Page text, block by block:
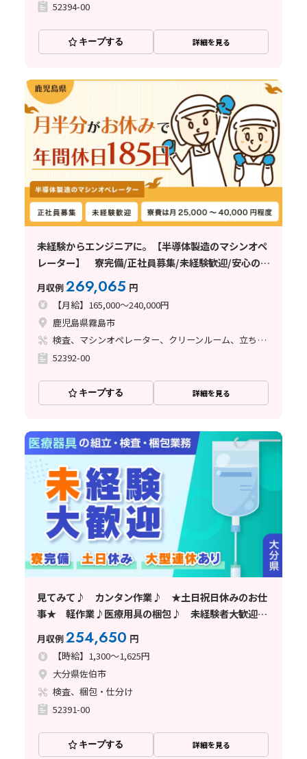
52394-00
キープする 詳細を見る
未経験からエンジニアに。【半導体製造のマシンオペ
レーター】 寮完備/正社員募集/未経験歓迎/安心の教
育体制/年間休日185日
月収例269,065 円
【月給】165,000～240,000円
鹿児島県霧島市
検査、マシンオペレーター、クリーンルーム、立ち作業
52392-00
キープする 詳細を見る
見てみて♪ カンタン作業♪ ★土日祝日休みのお仕
事★ 軽作業♪医療用具の梱包♪ 未経験者大歓迎
月収例254,650 円
【時給】1,300～1,625円
大分県佐伯市
検査、梱包・仕分け
52391-00
キープする 詳細を見る